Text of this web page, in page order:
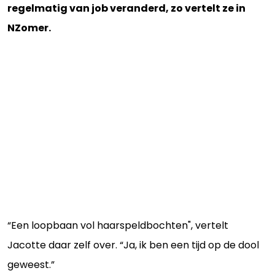
regelmatig van job veranderd, zo vertelt ze in
NZomer.
“Een loopbaan vol haarspeldbochten", vertelt
Jacotte daar zelf over. “Ja, ik ben een tijd op de dool
geweest.”